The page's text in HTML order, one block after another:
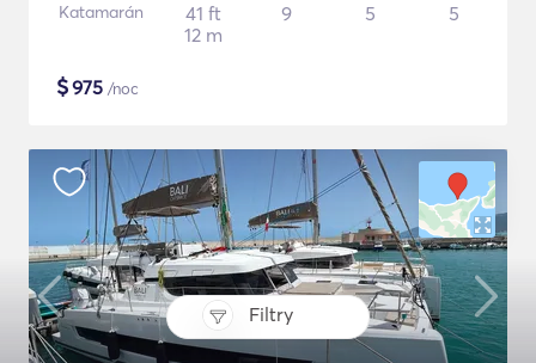
Filtry
Katamarán
41 ft
12 m
9 5 5
$975 /noc